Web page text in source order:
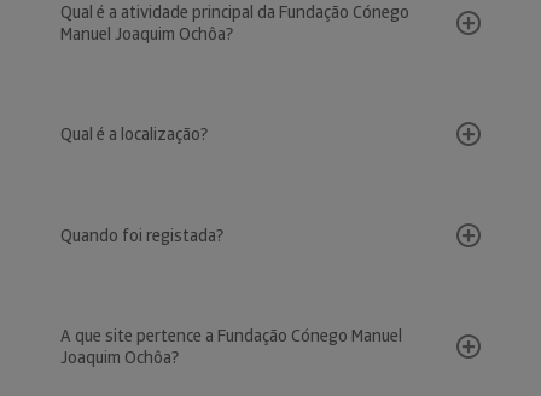
Qual é a atividade principal da Fundação Cónego
Manuel Joaquim Ochôa?
Qual é a localização?
Quando foi registada?
A que site pertence a Fundação Cónego Manuel
Joaquim Ochôa?